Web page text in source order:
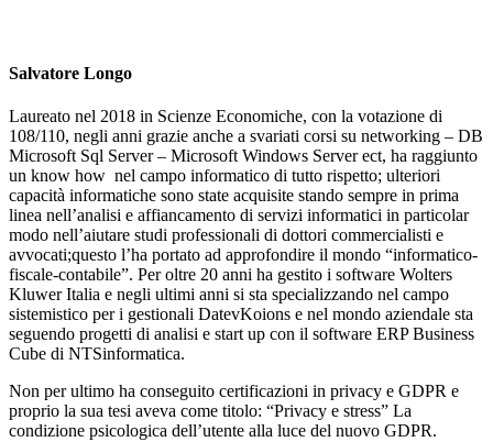
Salvatore Longo
Laureato nel 2018 in Scienze Economiche, con la votazione di
108/110, negli anni grazie anche a svariati corsi su networking – DB
Microsoft Sql Server – Microsoft Windows Server ect, ha raggiunto
un know how nel campo informatico di tutto rispetto; ulteriori
capacità informatiche sono state acquisite stando sempre in prima
linea nell’analisi e affiancamento di servizi informatici in particolar
modo nell’aiutare studi professionali di dottori commercialisti e
avvocati;questo l’ha portato ad approfondire il mondo “informatico-
fiscale-contabile”. Per oltre 20 anni ha gestito i software Wolters
Kluwer Italia e negli ultimi anni si sta specializzando nel campo
sistemistico per i gestionali DatevKoions e nel mondo aziendale sta
seguendo progetti di analisi e start up con il software ERP Business
Cube di NTSinformatica.
Non per ultimo ha conseguito certificazioni in privacy e GDPR e
proprio la sua tesi aveva come titolo: “Privacy e stress” La
condizione psicologica dell’utente alla luce del nuovo GDPR.